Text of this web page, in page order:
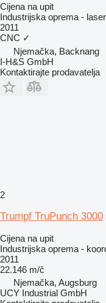
Cijena na upit
Industrijska oprema -
2011
CNC ✓
Njemačka, Backnang
I-H&S GmbH
Kontaktirajte prodavatelja
2
Trumpf TruPunch 3000
Cijena na upit
Industrijska oprema -
2011
22.146 m/č
Njemačka, Augsburg
UCY Industrial GmbH